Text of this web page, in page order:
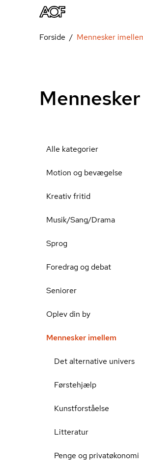
Forside Mennesker
Alle kategorier
Motion og bevægelse
Kreativ fritid
Musik/Sang/Drama
Sprog
Foredrag og debat
Seniorer
Oplev din by
Mennesker imellem
Det alternative univers
Førstehjælp
Kunstforståelse
Litteratur
Penge og privatøkonomi